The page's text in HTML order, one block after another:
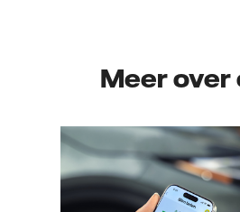
Meer over